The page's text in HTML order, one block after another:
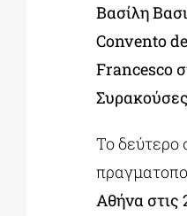
Βασίλη
Convento
Francesco
Το δεύτερο
Αθήνα στις